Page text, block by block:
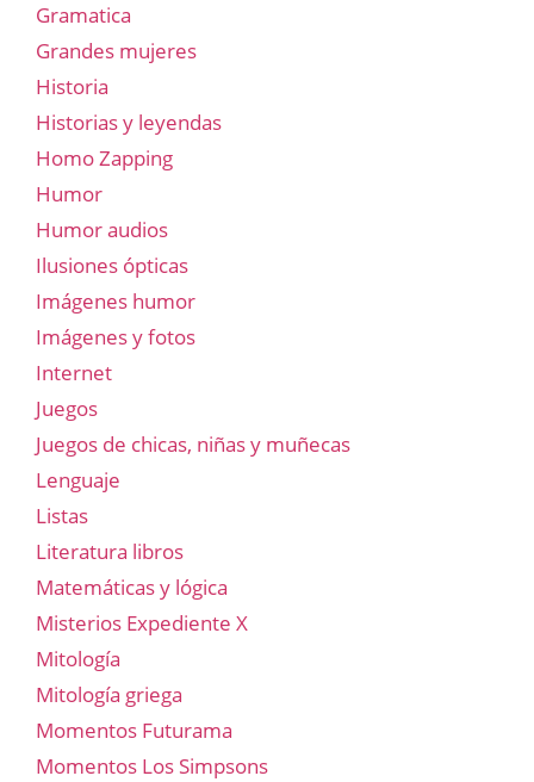
Gramatica
Grandes mujeres
Historia
Historias y leyendas
Homo Zapping
Humor
Humor audios
Ilusiones ópticas
Imágenes humor
Imágenes y fotos
Internet
Juegos
Juegos de chicas, niñas y muñecas
Lenguaje
Listas
Literatura libros
Matemáticas y lógica
Misterios Expediente X
Mitología
Mitología griega
Momentos Futurama
Momentos Los Simpsons